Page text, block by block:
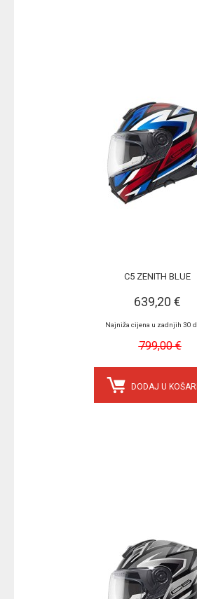
C5 ZENITH BLUE
639,20 €
Najniža cijena u zadnjih 30
799,00 €
DODAJ U